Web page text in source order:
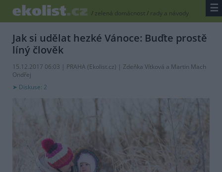
/ zelená domácnost/ rady a návody ☰
Jak si udělat hezké Vánoce: Buďte prostě
líný člověk
15.12.2017 06:03 | PRAHA (Ekolist.cz) | Zdeňka Vítková a Martin Mach
Ondřej
Diskuse: 2